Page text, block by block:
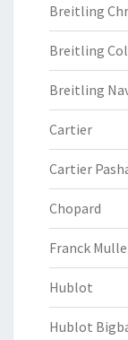
Breitling
Breitling
Breitling
Cartier
Cartier
Chopard
Franck
Hublot
Hublot